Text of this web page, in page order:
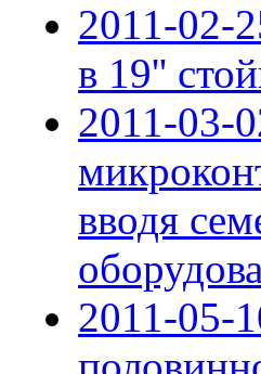
2011-02-
в 19''
2011-03-
вводя
2011-05-